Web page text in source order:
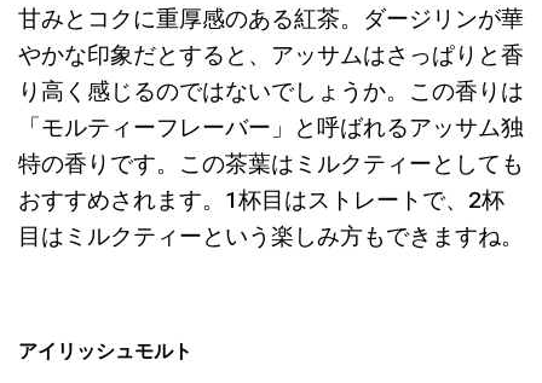
甘みとコクに重厚感のある紅茶。ダージリンが華
やかな印象だとすると、アッサムはさっぱりと香
り高く感じるのではないでしょうか。この香りは
「モルティーフレーバー」と呼ばれるアッサム独
特の香りです。この茶葉はミルクティーとしても
おすすめされます。1杯目はストレートで、2杯
目はミルクティーという楽しみ方もできますね。
アイリッシュモルト